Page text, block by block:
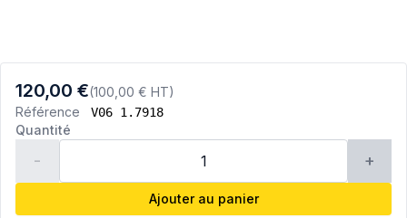
120,00 €(100,00 € HT)
Référence
V06 1.7918
Quantité
- +
Ajouter au panier